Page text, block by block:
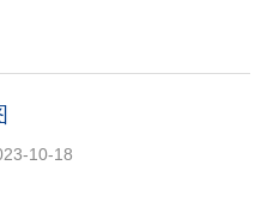
10-18